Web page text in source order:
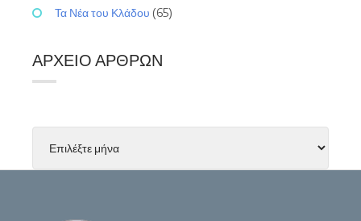
Τα Νέα του Κλάδου (65)
ΑΡΧΕΊΟ ΆΡΘΡΩΝ